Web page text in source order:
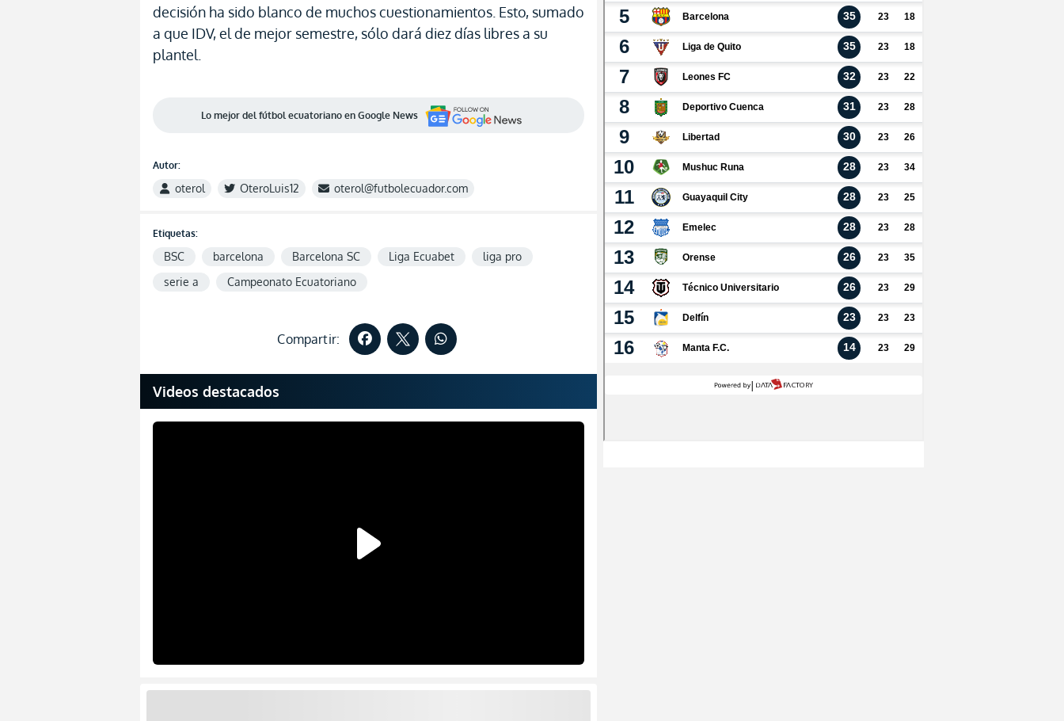
decisión ha sido blanco de muchos cuestionamientos. Esto, sumado
a que IDV, el de mejor semestre, sólo dará diez días libres a su
plantel.
Lo mejor del fútbol ecuatoriano en Google News
Autor:
oterol OteroLuis12 oterol@futbolecuador.com
Etiquetas:
BSC barcelona Barcelona SC Liga Ecuabet
liga pro
serie a
Campeonato Ecuatoriano
Compartir:
Videos destacados